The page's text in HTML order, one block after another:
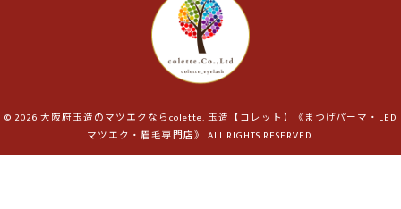
© 2026 大阪府玉造のマツエクならcolette. 玉造【コレット】《まつげパーマ・LED
マツエク・眉毛専門店》 ALL RIGHTS RESERVED.